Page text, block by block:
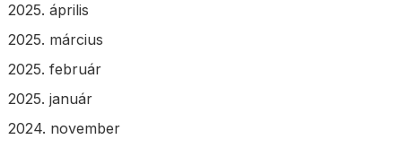
2025. április
2025. március
2025. február
2025. január
2024. november